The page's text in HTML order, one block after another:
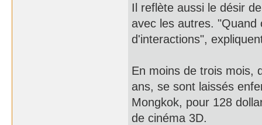
Il reflète aussi le désir
avec les autres.
d'interactions",
En moins de trois mois,
ans, se sont laissés
Mongkok, pour 128
de cinéma 3D.